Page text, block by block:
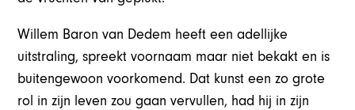
Willem Baron van Dedem heeft een adellijke
uitstraling, spreekt voornaam maar niet bekakt en is
buitengewoon voorkomend. Dat kunst een zo grote
rol in zijn leven zou gaan vervullen, had hij in zijn